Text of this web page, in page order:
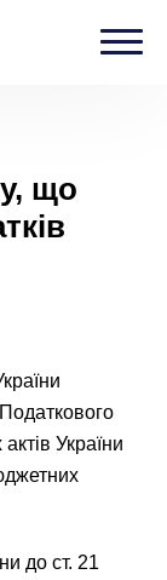
завдана
що
України
до ст. 21